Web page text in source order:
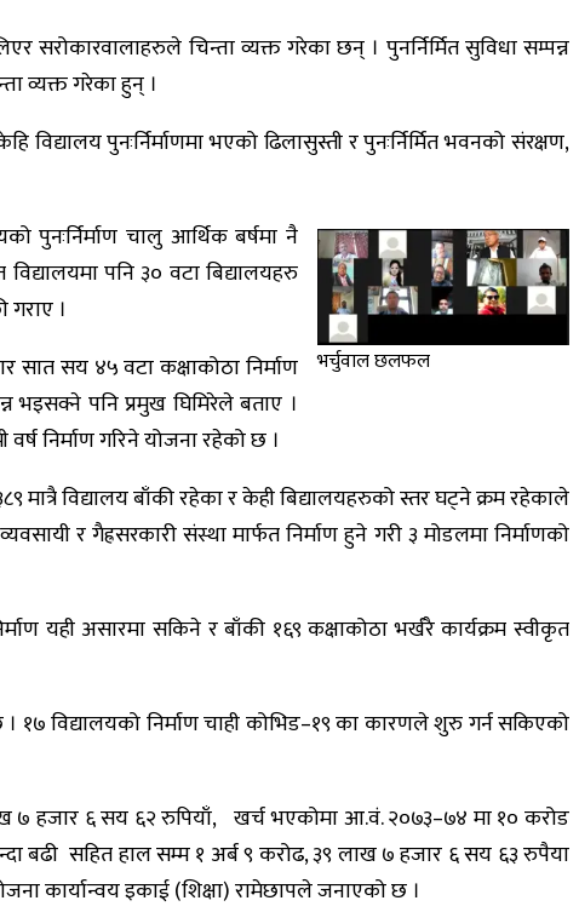
सरोकारवालाहरुले चिन्ता व्यक्त गरेका छन् । पुनर्निर्मित सुविधा सम्पन्न
व्यक्त गरेका हुन् ।
पुनःर्निर्माणमा भएको ढिलासुस्ती र पुनःर्निर्मित भवनको संरक्षण,
भर्चुवाल छलफल
पुनःर्निर्माण चालु आर्थिक बर्षमा नै
पनि ३० वटा बिद्यालयहरु
।
सय ४५ वटा कक्षाकोठा निर्माण
भइसक्ने पनि प्रमुख घिमिरेले बताए ।
निर्माण गरिने योजना रहेको छ ।
मात्रै विद्यालय बाँकी रहेका र केही बिद्यालयहरुको स्तर घट्ने क्रम रहेकाले
र गैह्रसरकारी संस्था मार्फत निर्माण हुने गरी ३ मोडलमा निर्माणको
यही असारमा सकिने र बाँकी १६९ कक्षाकोठा भर्खरै कार्यक्रम स्वीकृत
। १७ विद्यालयको निर्माण चाही कोभिड–१९ का कारणले शुरु गर्न सकिएको
७ हजार ६ सय ६२ रुपियाँ, खर्च भएकोमा आ.वं. २०७३–७४ मा १० करोड
बढी सहित हाल सम्म १ अर्ब ९ करोढ, ३९ लाख ७ हजार ६ सय ६३ रुपैया
कार्यान्वय इकाई (शिक्षा) रामेछापले जनाएको छ ।